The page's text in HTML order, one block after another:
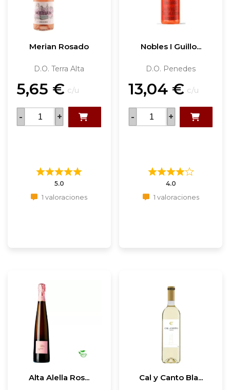
Merian Rosado
D.O. Terra Alta
5,65 € c/u
- +
5.0
1 valoraciones
Nobles I Guillo...
D.O. Penedes
13,04 € c/u
- +
4.0
1 valoraciones
Alta Alella Ros... Cal y Canto Bla...